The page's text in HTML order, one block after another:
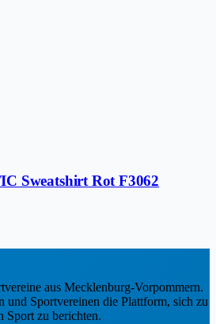
Sweatshirt Rot F3062
aus Mecklenburg-Vorpommern.
und Sportvereinen die Plattform, sich zu
Sport zu berichten.